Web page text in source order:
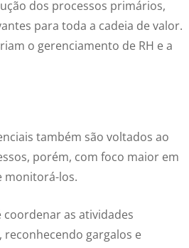
dos processos primários,
para toda a cadeia de valor.
o gerenciamento de RH e a
também são voltados ao
porém, com foco maior em
monitorá-los.
as atividades
gargalos e